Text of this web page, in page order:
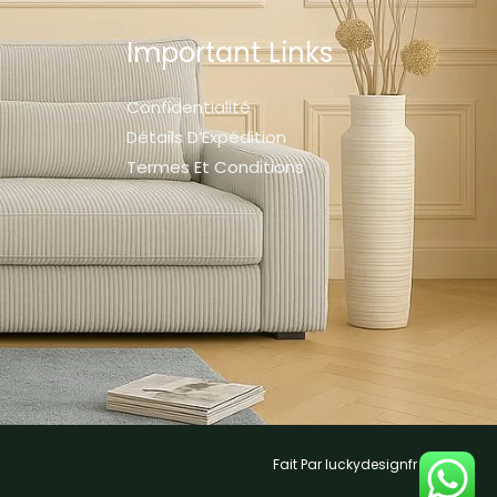
Important Links
Confidentialité
Détails D’Expédition
Termes Et Conditions
Fait Par luckydesignfr